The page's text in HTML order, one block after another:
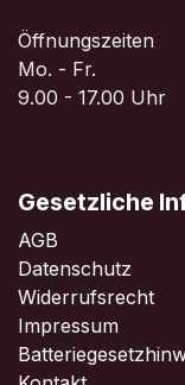
Öffnungszeiten
Mo. - Fr.
9.00 - 17.00 Uhr
Gesetzliche
AGB
Datenschutz
Widerrufsrecht
Impressum